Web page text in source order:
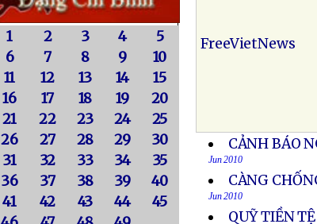
1 2 3 4
5
6
7 8 9
10
11
12 13 14
15
16
17 18 19
20
21
22 23 24
25
26
27 28 29
30
31
32 33 34
35
36
37 38 39
40
41
42 43 44
45
FreeVietNews
CẢNH BÁO
Jun 2010
CÀNG
Jun 2010
QUỸ TIỀN